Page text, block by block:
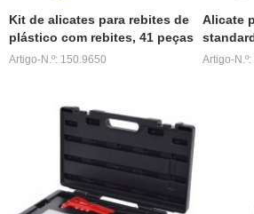
Kit de alicates para rebites de
plástico com rebites, 41 peças
Artigo-N.º: 150.9650
Alicate
Artigo-